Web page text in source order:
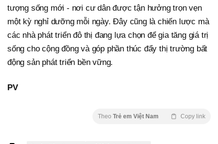
tượng sống mới - nơi cư dân được tận hưởng trọn vẹn
một kỳ nghỉ dưỡng mỗi ngày. Đây cũng là chiến lược mà
các nhà phát triển đô thị đang lựa chọn để gia tăng giá trị
sống cho cộng đồng và góp phần thúc đẩy thị trường bất
động sản phát triển bền vững.
PV
Theo Trẻ em Việt Nam Copy link